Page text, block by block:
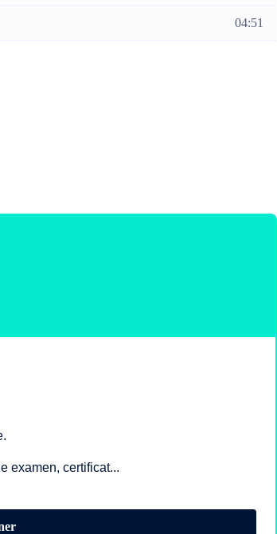
04:51
examen, certificat...